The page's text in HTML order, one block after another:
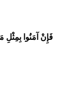
فَإِنْ آمَنُوا بِمِثْلِ